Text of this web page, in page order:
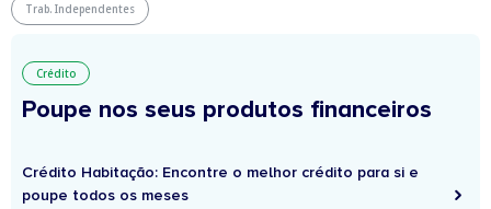
Trab. Independentes
Crédito
Poupe nos seus produtos financeiros
Crédito Habitação: Encontre o melhor crédito para si e
poupe todos os meses